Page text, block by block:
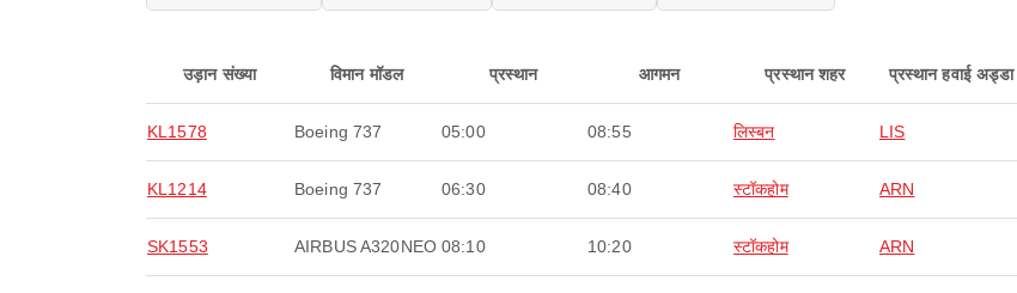
उड़ान संख्या विमान मॉडल प्रस्थान आगमन प्रस्थान शहर प्रस्थान हवाई अड्डा
KL1578 Boeing 737 05:00 08:55 लिस्बन LIS
KL1214 Boeing 737 06:30 08:40 स्टॉकहोम ARN
SK1553 AIRBUS A320NEO 08:10 10:20 स्टॉकहोम ARN